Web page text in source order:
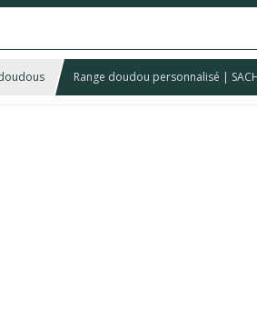
Range doudou personnalisé |